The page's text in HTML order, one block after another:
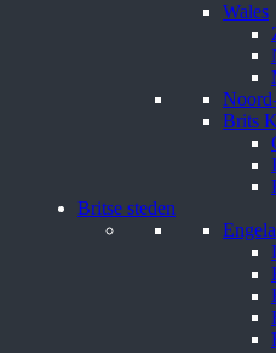
Wales
Brits
Britse steden